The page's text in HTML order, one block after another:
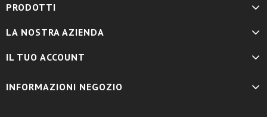
PRODOTTI
LA NOSTRA AZIENDA
IL TUO ACCOUNT
INFORMAZIONI NEGOZIO